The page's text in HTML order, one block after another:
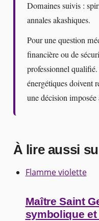
Domaines suivis :
annales akashiques.
Pour une question
financière ou de
professionnel
énergétiques doivent
une décision imposée
À lire aussi
Flamme violette
Maître Saint
symbolique